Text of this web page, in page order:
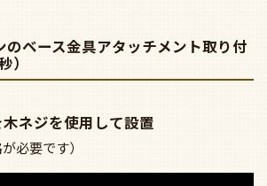
ネジを使用して設置